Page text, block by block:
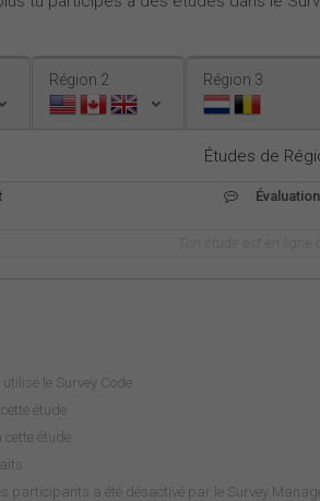
Région 2 Région 3
Études de
Évaluation
le Survey Code
étude
étude
participants a été désactivé par le Survey